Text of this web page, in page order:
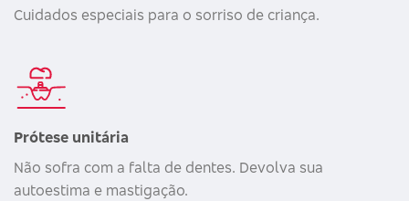
Cuidados especiais para o sorriso de criança.
Prótese unitária
Não sofra com a falta de dentes. Devolva sua
autoestima e mastigação.